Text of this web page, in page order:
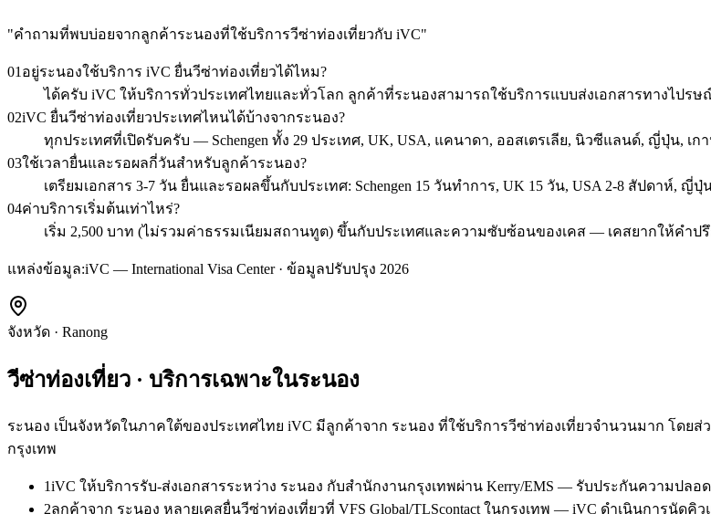
"คำถามที่พบบ่อยจากลูกค้าระนองที่ใช้บริการวีซ่าท่องเที่ยวกับ iVC"
01 อยู่ระนองใช้บริการ iVC ยื่นวีซ่าท่องเที่ยวได้ไหม?
ได้ครับ iVC ให้บริการทั่วประเทศไทยและทั่วโลก ลูกค้าที่ระนองสามารถใช้บริการแบบส่งเอกสารทางไป
02iVC ยื่นวีซ่าท่องเที่ยวประเทศไหนได้บ้างจากระนอง?
ทุกประเทศที่เปิดรับครับ — Schengen ทั้ง 29 ประเทศ, UK, USA, แคนาดา, ออสเตรเลีย, นิวซีแลนด์, ญี่ปุ่น, เ
03ใช้เวลายื่นและรอผลกี่วันสำหรับลูกค้าระนอง?
เตรียมเอกสาร 3-7 วัน ยื่นและรอผลขึ้นกับประเทศ: Schengen 15 วันทำการ, UK 15 วัน, USA 2-8 สัปดาห์, ญี่ปุ่
04ค่าบริการเริ่มต้นเท่าไหร่?
เริ่ม 2,500 บาท (ไม่รวมค่าธรรมเนียมสถานทูต) ขึ้นกับประเทศและความซับซ้อนของเคส — เคสยากให้คำป
แหล่งข้อมูล:iVC — International Visa Center · ข้อมูลปรับปรุง 2026
จังหวัด · Ranong
วีซ่าท่องเที่ยว · บริการเฉพาะในระนอง
ระนอง เป็นจังหวัดในภาคใต้ของประเทศไทย iVC มีลูกค้าจาก ระนอง ที่ใช้บริการวีซ่าท่องเที่ยวจำนวนมาก โด
กรุงเทพ
1iVC ให้บริการรับ-ส่งเอกสารระหว่าง ระนอง กับสำนักงานกรุงเทพผ่าน Kerry/EMS — รับประกันความปลอด
2ลูกค้าจาก ระนอง หลายเคสยื่นวีซ่าท่องเที่ยวที่ VFS Global/TLScontact ในกรุงเทพ — iVC ดำเนินการนัด